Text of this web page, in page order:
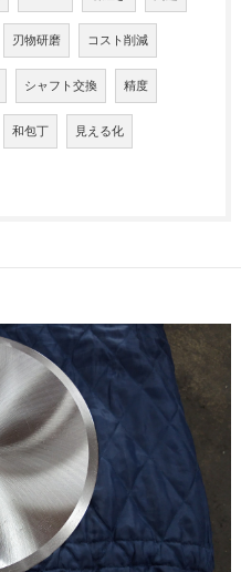
刃物研磨 コスト削減
シャフト交換 精度
和包丁 見える化